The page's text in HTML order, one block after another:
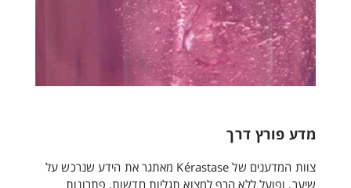
מדע פורץ דרך
צוות המדענים של Kérastase מאתגר את הידע שנרכש על
שיער, ופועל ללא הרף למצוא תגליות חדשות, פתרונות